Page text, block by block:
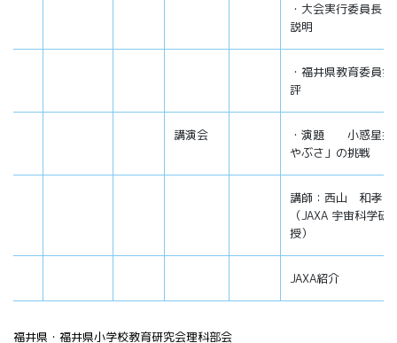
・大会実行委員長
説明
・福井県教育委員
評
講演会
・演題 小惑星探
やぶさ」の挑戦
講師：西山 和孝
（JAXA 宇宙科学
授）
JAXA紹介
福井県・福井県小学校教育研究会理科部会